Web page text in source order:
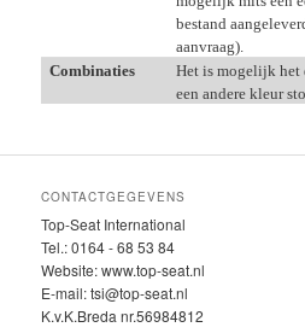
bestand
aanvraag).
Combinaties
Het is mogelijk het
een andere kleur
CONTACTGEGEVENS
Top-Seat International
Tel.: 0164 - 68 53 84
Website: www.top-seat.nl
E-mail: tsi@top-seat.nl
K.v.K.Breda nr.56984812